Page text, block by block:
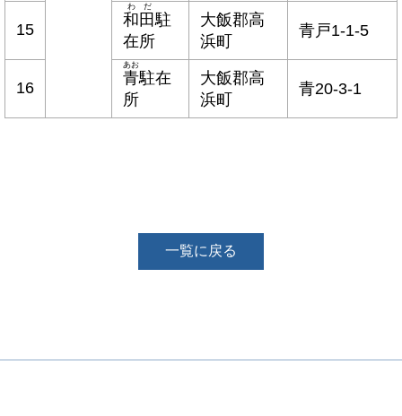
15
和田
わだ
駐
在所
大飯郡高
浜町
青戸1-1-5
16
青
あお
駐在
所
大飯郡高
浜町
青20-3-1
一覧に戻る